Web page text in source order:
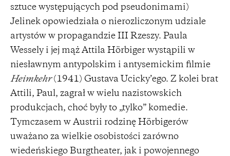
sztuce występujących pod pseudonimami)
Jelinek opowiedziała o nierozliczonym udziale
artystów w propagandzie III Rzeszy. Paula
Wessely i jej mąż Attila Hörbiger wystąpili w
niesławnym antypolskim i antysemickim filmie
Heimkehr(1941) Gustava Ucicky’ego. Z kolei brat
Attili, Paul, zagrał w wielu nazistowskich
produkcjach, choć były to „tylko” komedie.
Tymczasem w Austrii rodzinę Hörbigerów
uważano za wielkie osobistości zarówno
wiedeńskiego Burgtheater, jak i powojennego